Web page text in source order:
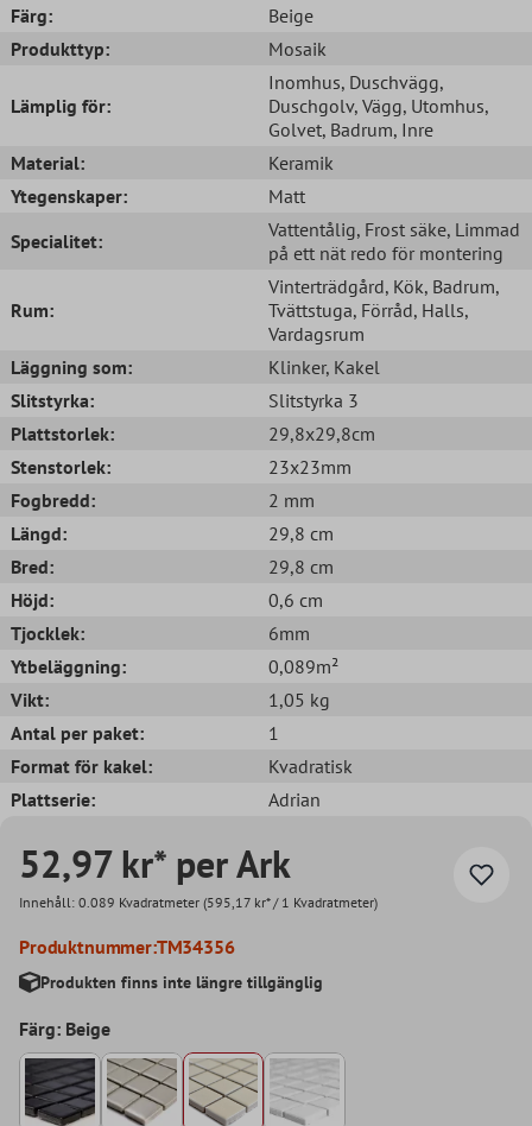
Färg:
Beige
Produkttyp:
Mosaik
Lämplig för:
Inomhus, Duschvägg,
Duschgolv, Vägg, Utomhus,
Golvet, Badrum, Inre
Material:
Keramik
Ytegenskaper:
Matt
Specialitet:
Vattentålig, Frost säke, Limmad
på ett nät redo för montering
Rum:
Vinterträdgård, Kök, Badrum,
Tvättstuga, Förråd, Halls,
Vardagsrum
Läggning som:
Klinker, Kakel
Slitstyrka:
Slitstyrka 3
Plattstorlek:
29,8x29,8cm
Stenstorlek:
23x23mm
Fogbredd:
2 mm
Längd:
29,8 cm
Bred:
29,8 cm
Höjd:
0,6 cm
Tjocklek:
6mm
Ytbeläggning:
0,089m²
Vikt:
1,05 kg
Antal per paket:
1
Format för kakel:
Kvadratisk
Plattserie:
Adrian
52,97 kr* per Ark
Innehåll: 0.089 Kvadratmeter (595,17 kr* / 1 Kvadratmeter)
Produktnummer:TM34356
Produkten finns inte längre tillgänglig
Färg: Beige